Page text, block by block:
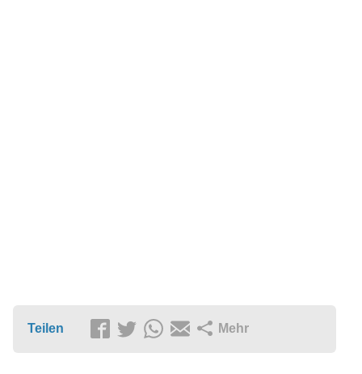
Teilen Mehr